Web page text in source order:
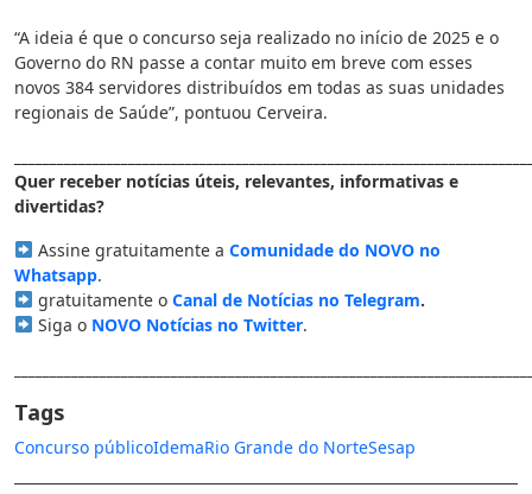
“A ideia é que o concurso seja realizado no início de 2025 e o
Governo do RN passe a contar muito em breve com esses
novos 384 servidores distribuídos em todas as suas unidades
regionais de Saúde”, pontuou Cerveira.
Quer receber notícias úteis, relevantes, informativas e
divertidas?
Assine gratuitamente a Comunidade do NOVO no
Whatsapp.
gratuitamente o Canal de Notícias no Telegram.
Siga o NOVO Notícias no Twitter.
Tags
Concurso públicoIdemaRio Grande do NorteSesap